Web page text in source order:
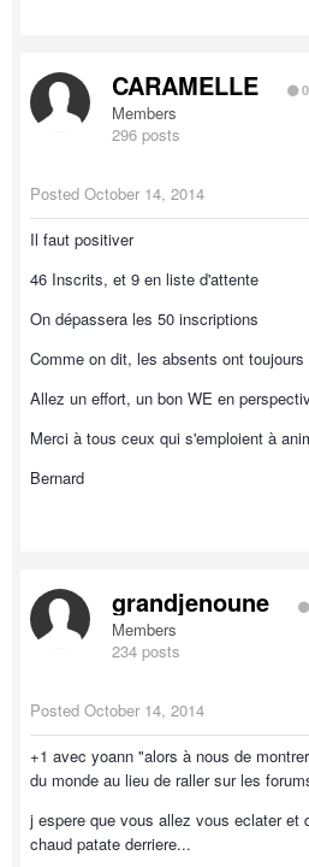
CARAMELLE 0
Members
296 posts
Posted October 14, 2014
Il faut positiver
46 Inscrits, et 9 en liste d'attente
On dépassera les 50 inscriptions
Comme on dit, les absents ont toujours
Allez un effort, un bon WE en
Merci à tous ceux qui s'emploient à
Bernard
grandjenoune
Members
234 posts
Posted October 14, 2014
+1 avec yoann "alors à nous de
du monde au lieu de raller sur les
j espere que vous allez vous eclater et
chaud patate derriere...